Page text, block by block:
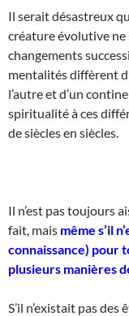
Il serait désastreux
créature évolutive ne
changements
mentalités diffèrent
l’autre et d’un
spiritualité à ces
de siècles en siècles.
Il n’est pas toujours
fait, mais même s’il
connaissance) pour
plusieurs manières
S’il n’existait pas